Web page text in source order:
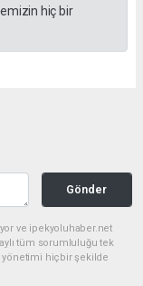
hiç bir
Gönder
ve ipekyoluhaber.net
tüm sorumluluğu tek
yönetimi hiçbir şekilde